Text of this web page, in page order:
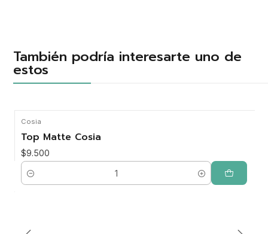
También podría interesarte uno de
estos
Cosia
Top Matte Cosia
$9.500
Cantidad